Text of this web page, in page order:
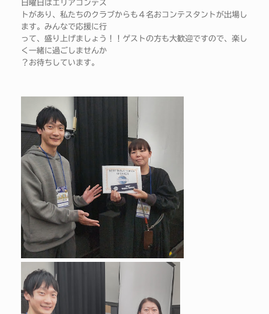
日曜日はエリアコンテス
トがあり、私たちのクラブからも４名おコンテスタントが出場し
ます。みんなで応援に行
って、盛り上げましょう！！ゲストの方も大歓迎ですので、楽し
く一緒に過ごしませんか
？お待ちしています。